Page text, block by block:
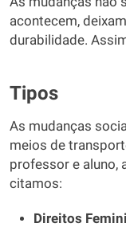
acontecem,
durabilidade.
Tipos
As mudanças
meios de
professor e aluno,
citamos:
Direitos